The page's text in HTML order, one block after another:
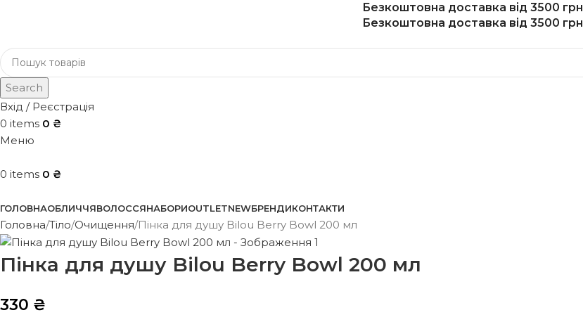
Безкоштовна доставка від 3500 грн
Безкоштовна доставка від 3500 грн
Search
Вхід / Реєстрація
0 items 0 ₴
Меню
0 items 0 ₴
ГОЛОВНАОБЛИЧЧЯВОЛОССЯНАБОРИOUTLETNEWБРЕНДИКОНТАКТИ
Головна Тіло Очищення Пінка для душу Bilou Berry Bowl 200 мл
Пінка для душу Bilou Berry Bowl 200 мл
330 ₴